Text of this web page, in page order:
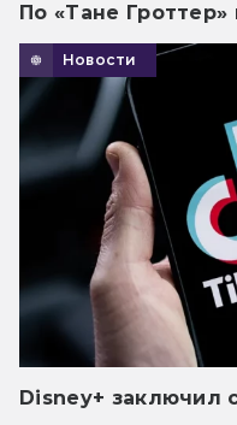
По «Тане
Новости
Disney+ заключил